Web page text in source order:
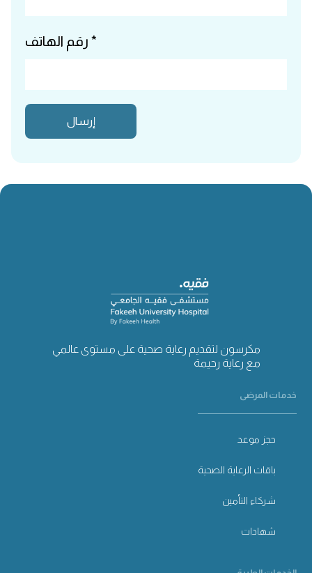
رقم الهاتف *
مكرسون لتقديم رعاية صحية على مستوى عالمي
مع رعاية رحيمة
خدمات المرضى
حجز موعد
باقات الرعاية الصحية
شركاء التأمين
شهادات